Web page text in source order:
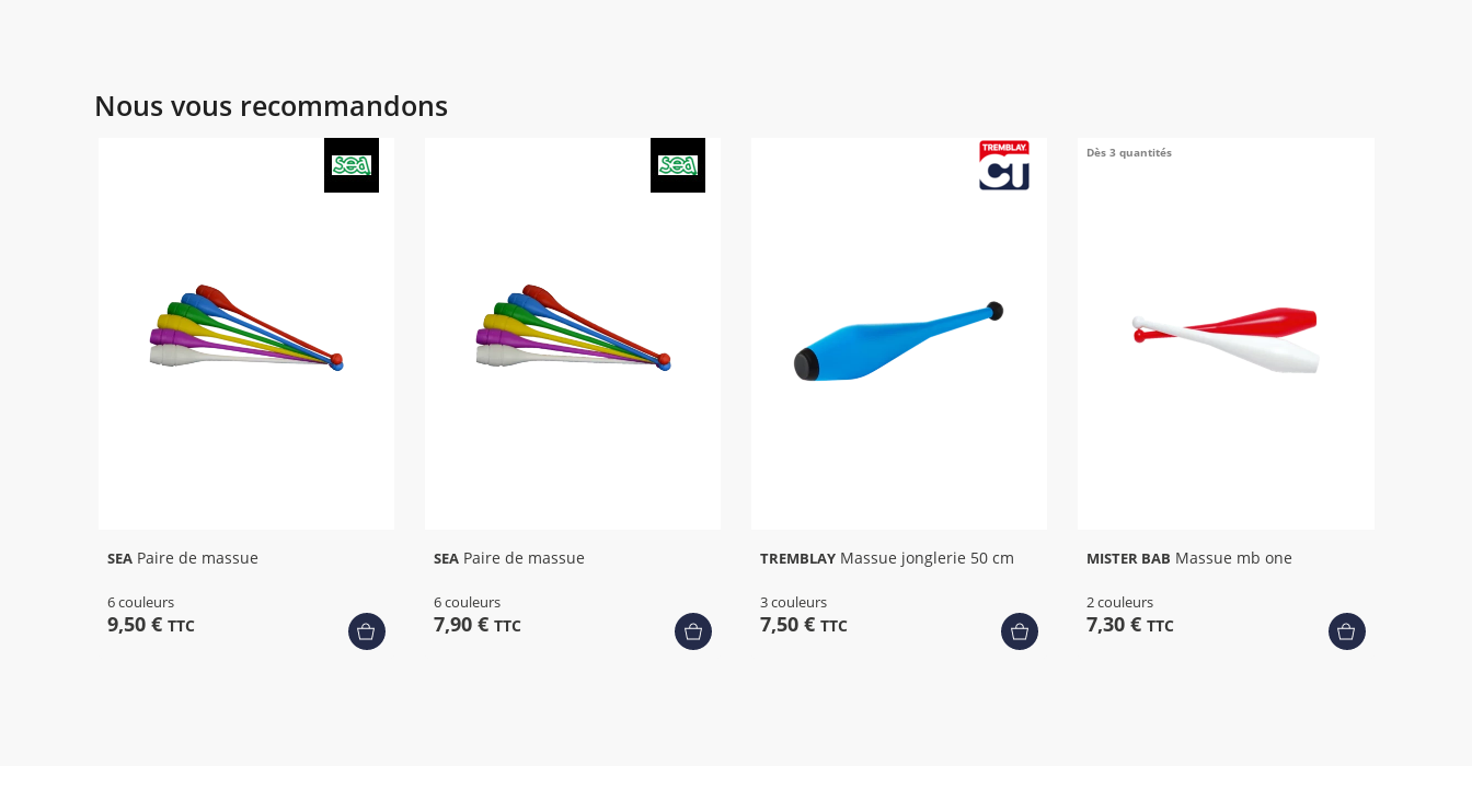
Nous vous recommandons
SEA Paire de massue
6 couleurs
9,50 € TTC
SEA Paire de massue
6 couleurs
7,90 € TTC
TREMBLAY Massue jonglerie 50 cm
3 couleurs
7,50 € TTC
Dès 3 quantités
MISTER BAB Massue mb one
2 couleurs
7,30 €TTC